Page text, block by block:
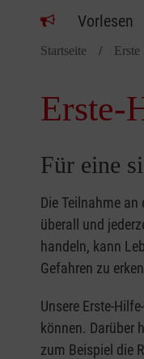
Vorlesen
Startseite
Erste-
Für eine
Die Teilnahme
überall und
handeln, kann
Gefahren zu
Unsere Erste-
können. Darüber
zum Beispiel die